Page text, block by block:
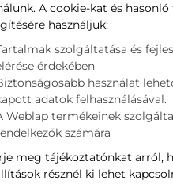
mail
A cookie-kat és
használjuk:
szolgáltatása és
érdekében
használat
adatok felhasználásával.
Weblap termékeinek
számára
meg tájékoztatónkat arról,
résznél ki lehet